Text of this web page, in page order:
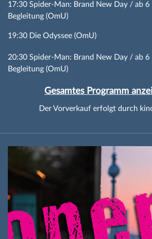
17:30 Spider-Man: Brand New Day / ab 6
Begleitung (OmU)
19:30 Die Odyssee (OmU)
20:30 Spider-Man: Brand New Day / ab 6
Begleitung (OmU)
Gesamtes Programm
Der Vorverkauf erfolgt durch